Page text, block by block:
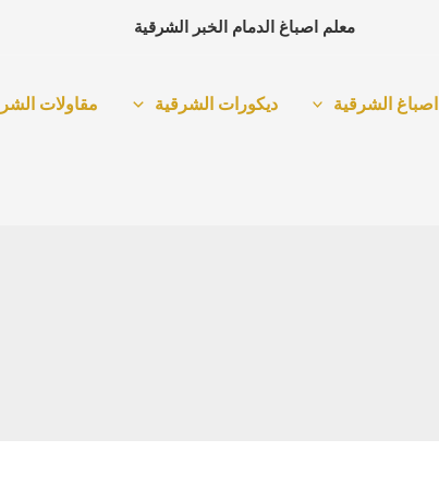
معلم اصباغ الدمام الخبر الشرقية
اصباغ الشرقية ديكورات الشرقية مقاولات